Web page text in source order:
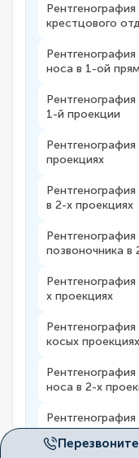
Перезвоните
крестцового
носа в 1-ой
Рентгенография
1-й проекции
проекциях
в 2-х проекциях
позвоночника в
х проекциях
косых
носа в 2-х
проекции